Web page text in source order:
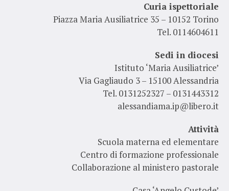
Curia ispettoriale
Piazza Maria Ausiliatrice 35 – 10152 Torino
Tel. 0114604611
Sedi in diocesi
Istituto ‘Maria Ausiliatrice’
Via Gagliaudo 3 – 15100 Alessandria
Tel. 0131252327 – 0131443312
alessandiama.ip@libero.it
Attività
Scuola materna ed elementare
Centro di formazione professionale
Collaborazione al ministero pastorale